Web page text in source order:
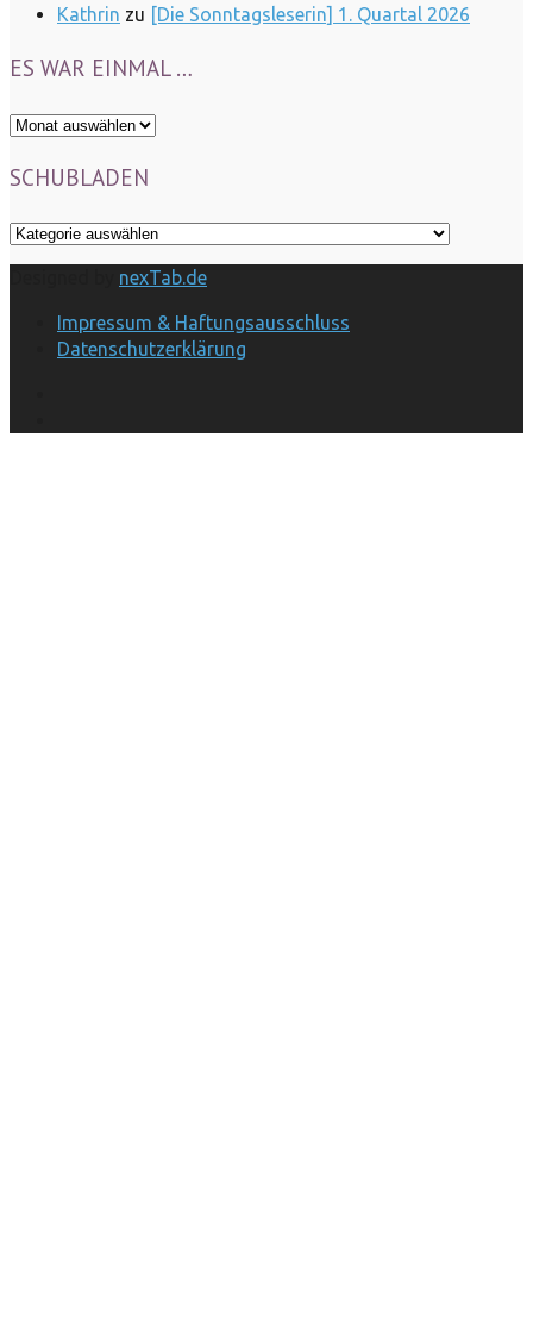
Kathrin zu [Die Sonntagsleserin] 1. Quartal 2026
ES WAR EINMAL …
Es
einmal
SCHUBLADEN
Schubladen
nexTab.de
Impressum & Haftungsausschluss
Datenschutzerklärung